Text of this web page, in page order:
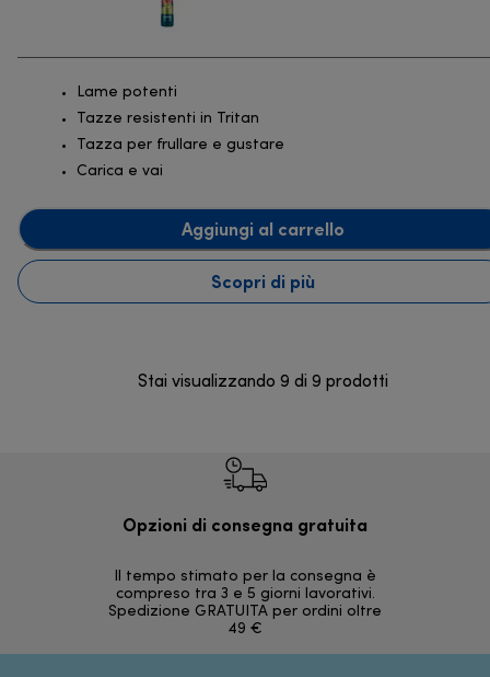
Lame potenti
Tazze resistenti in Tritan
Tazza per frullare e gustare
Carica e vai
Aggiungi al carrello
Scopri di più
Stai visualizzando 9 di 9 prodotti
Opzioni di consegna gratuita
Il tempo stimato per la consegna è
compreso tra 3 e 5 giorni lavorativi.
Spedizione GRATUITA per ordini oltre
49 €